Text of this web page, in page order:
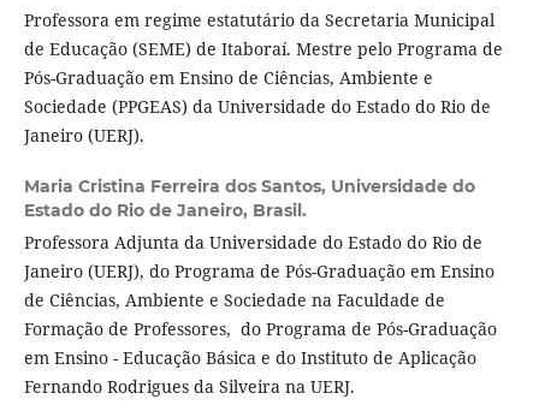
Professora em regime estatutário da Secretaria Municipal
de Educação (SEME) de Itaboraí. Mestre pelo Programa de
Pós-Graduação em Ensino de Ciências, Ambiente e
Sociedade (PPGEAS) da Universidade do Estado do Rio de
Janeiro (UERJ).
Maria Cristina Ferreira dos Santos, Universidade do
Estado do Rio de Janeiro, Brasil.
Professora Adjunta da Universidade do Estado do Rio de
Janeiro (UERJ), do Programa de Pós-Graduação em Ensino
de Ciências, Ambiente e Sociedade na Faculdade de
Formação de Professores, do Programa de Pós-Graduação
em Ensino - Educação Básica e do Instituto de Aplicação
Fernando Rodrigues da Silveira na UERJ.